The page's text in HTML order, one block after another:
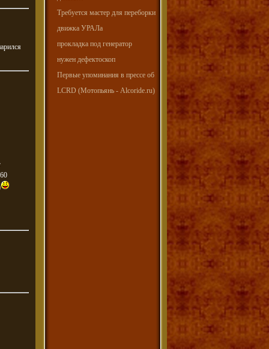
Требуется мастер для переборки
движка УРАЛа
прокладка под генератор
нужен дефектоскоп
Первые упоминания в прессе об
LCRD (Мотопьянь - Alcoride.ru)